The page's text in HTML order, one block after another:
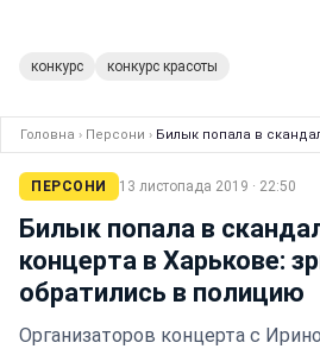
конкурс конкурс красоты
Головна › Персони › Билык попала в
ПЕРСОНИ 13 листопада 2019 · 22:50
Билык попала в
концерта в Харькове:
обратились в полицию
Организаторов концерта с